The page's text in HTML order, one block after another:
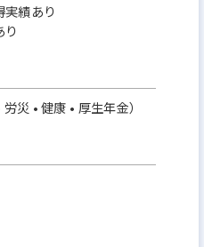
績あり
災 • 健康 • 厚生年金）